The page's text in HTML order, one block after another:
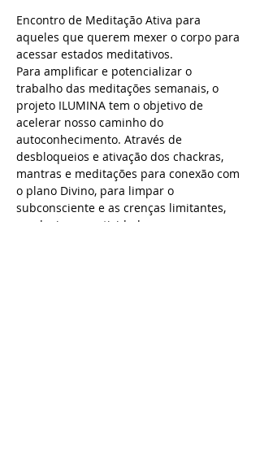
Encontro de Meditação Ativa para
aqueles que querem mexer o corpo para
acessar estados meditativos.
Para amplificar e potencializar o
trabalho das meditações semanais, o
projeto ILUMINA tem o objetivo de
acelerar nosso caminho do
autoconhecimento. Através de
desbloqueios e ativação dos chackras,
mantras e meditações para conexão com
o plano Divino, para limpar o
subconsciente e as crenças limitantes,
conduziremos atividades